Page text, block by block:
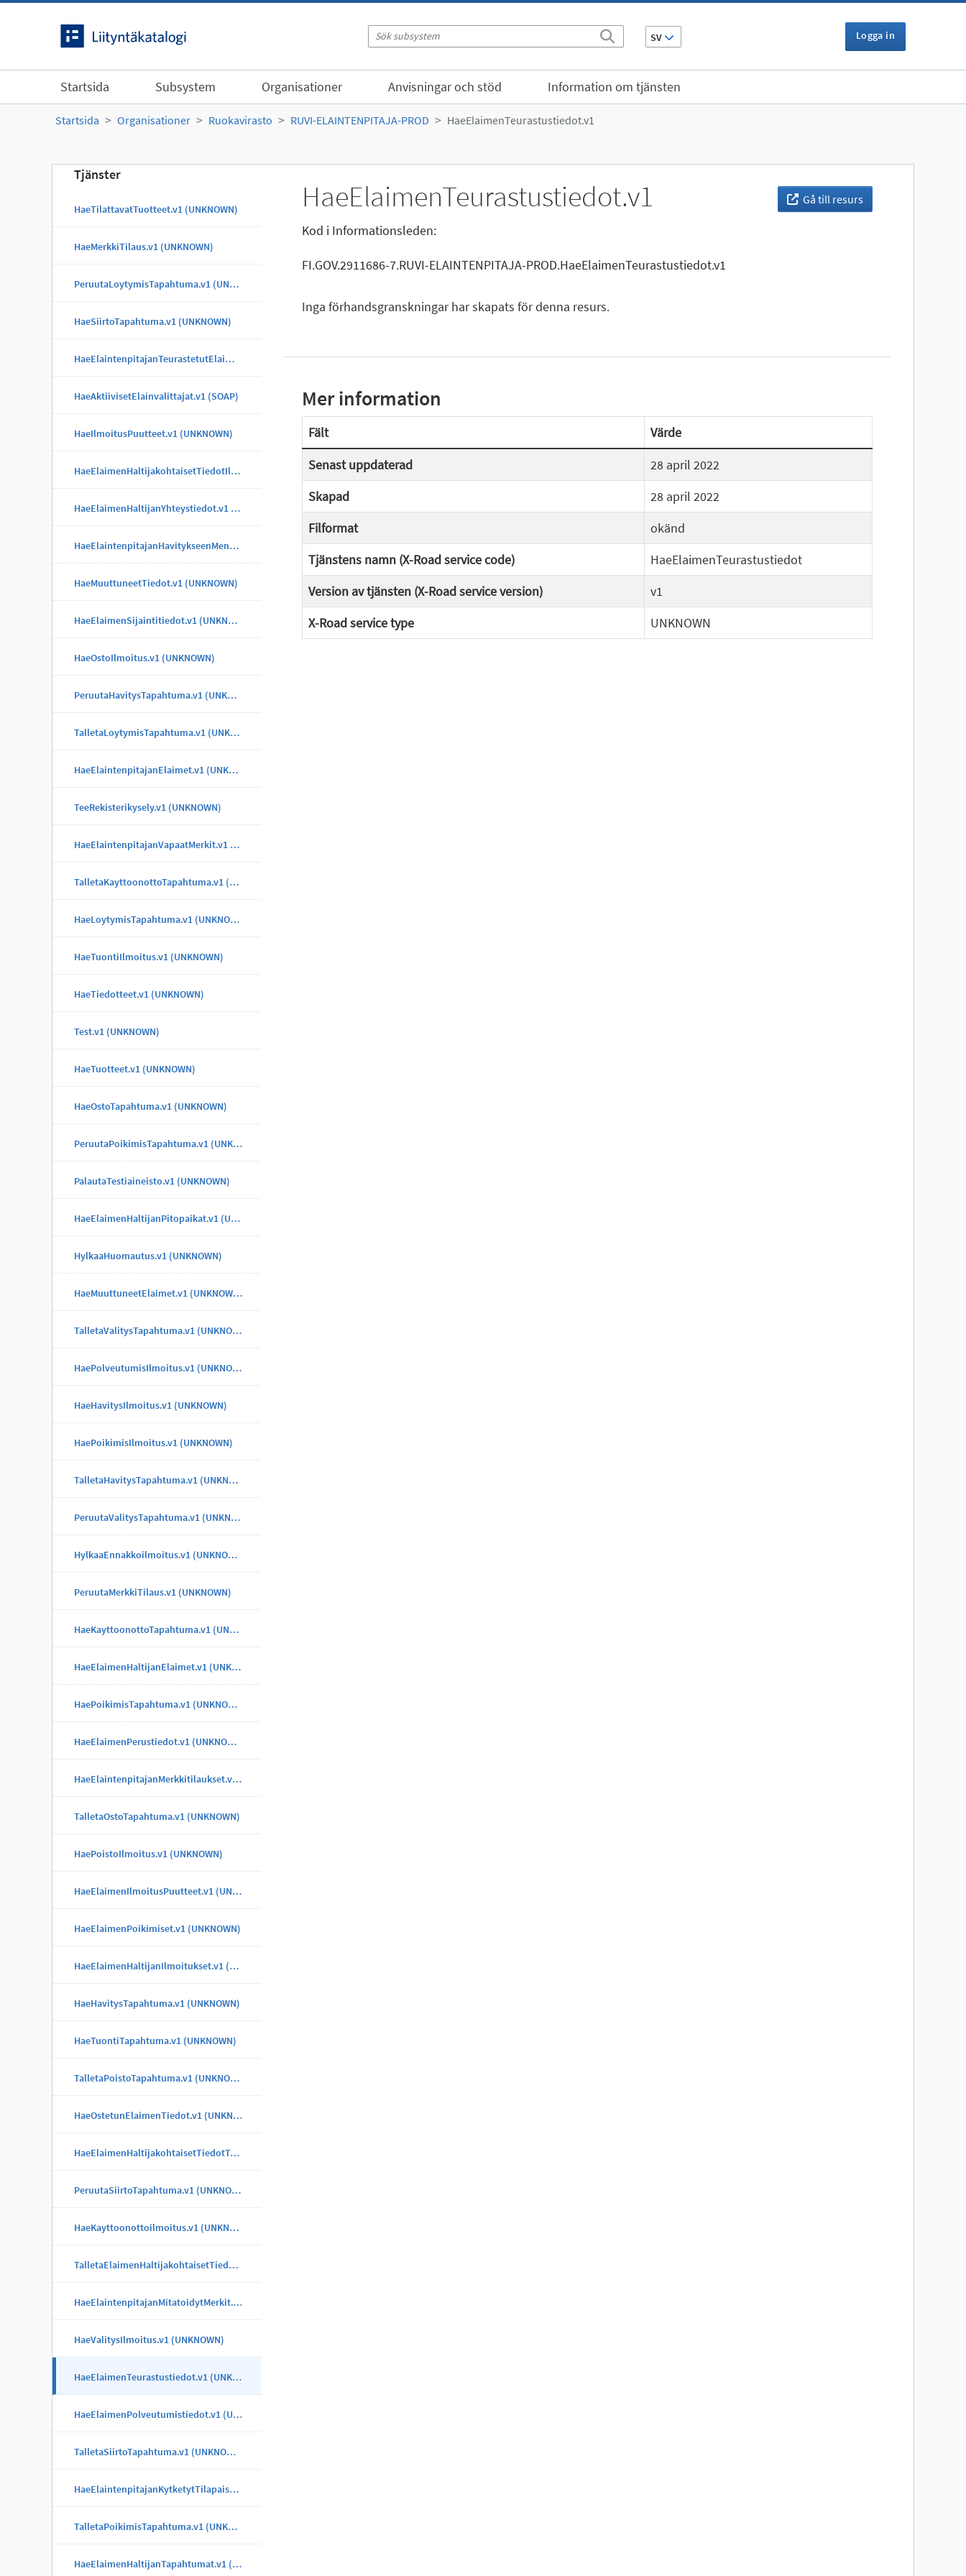
SV Logga in
Startsida Subsystem Organisationer Anvisningar och stöd Information om tjänsten
Startsida Organisationer Ruokavirasto RUVI-ELAINTENPITAJA-PROD HaeElaimenTeurastustiedot.v1
Tjänster
HaeTilattavatTuotteet.v1 (UNKNOWN)
HaeMerkkiTilaus.v1 (UNKNOWN)
PeruutaLoytymisTapahtuma.v1 (UNKNOWN)
HaeSiirtoTapahtuma.v1 (UNKNOWN)
HaeElaintenpitajanTeurastetutElaimet.v1 (UNKNOWN)
HaeAktiivisetElainvalittajat.v1 (SOAP)
HaeIlmoitusPuutteet.v1 (UNKNOWN)
HaeElaimenHaltijakohtaisetTiedotIlmoitus.v1 (UNKNOWN)
HaeElaimenHaltijanYhteystiedot.v1 (UNKNOWN)
HaeElaintenpitajanHavitykseenMenneetElaimet.v1 (UNKNOWN)
HaeMuuttuneetTiedot.v1 (UNKNOWN)
HaeElaimenSijaintitiedot.v1 (UNKNOWN)
HaeOstoIlmoitus.v1 (UNKNOWN)
PeruutaHavitysTapahtuma.v1 (UNKNOWN)
TalletaLoytymisTapahtuma.v1 (UNKNOWN)
HaeElaintenpitajanElaimet.v1 (UNKNOWN)
TeeRekisterikysely.v1 (UNKNOWN)
HaeElaintenpitajanVapaatMerkit.v1 (UNKNOWN)
TalletaKayttoonottoTapahtuma.v1 (UNKNOWN)
HaeLoytymisTapahtuma.v1 (UNKNOWN)
HaeTuontiIlmoitus.v1 (UNKNOWN)
HaeTiedotteet.v1 (UNKNOWN)
Test.v1 (UNKNOWN)
HaeTuotteet.v1 (UNKNOWN)
HaeOstoTapahtuma.v1 (UNKNOWN)
PeruutaPoikimisTapahtuma.v1 (UNKNOWN)
PalautaTestiaineisto.v1 (UNKNOWN)
HaeElaimenHaltijanPitopaikat.v1 (UNKNOWN)
HylkaaHuomautus.v1 (UNKNOWN)
HaeMuuttuneetElaimet.v1 (UNKNOWN)
TalletaValitysTapahtuma.v1 (UNKNOWN)
HaePolveutumisIlmoitus.v1 (UNKNOWN)
HaeHavitysIlmoitus.v1 (UNKNOWN)
HaePoikimisIlmoitus.v1 (UNKNOWN)
TalletaHavitysTapahtuma.v1 (UNKNOWN)
PeruutaValitysTapahtuma.v1 (UNKNOWN)
HylkaaEnnakkoilmoitus.v1 (UNKNOWN)
PeruutaMerkkiTilaus.v1 (UNKNOWN)
HaeKayttoonottoTapahtuma.v1 (UNKNOWN)
HaeElaimenHaltijanElaimet.v1 (UNKNOWN)
HaePoikimisTapahtuma.v1 (UNKNOWN)
HaeElaimenPerustiedot.v1 (UNKNOWN)
HaeElaintenpitajanMerkkitilaukset.v1 (UNKNOWN)
TalletaOstoTapahtuma.v1 (UNKNOWN)
HaePoistoIlmoitus.v1 (UNKNOWN)
HaeElaimenIlmoitusPuutteet.v1 (UNKNOWN)
HaeElaimenPoikimiset.v1 (UNKNOWN)
HaeElaimenHaltijanIlmoitukset.v1 (UNKNOWN)
HaeHavitysTapahtuma.v1 (UNKNOWN)
HaeTuontiTapahtuma.v1 (UNKNOWN)
TalletaPoistoTapahtuma.v1 (UNKNOWN)
HaeOstetunElaimenTiedot.v1 (UNKNOWN)
HaeElaimenHaltijakohtaisetTiedotTapahtuma.v1 (UNKNOWN)
PeruutaSiirtoTapahtuma.v1 (UNKNOWN)
HaeKayttoonottoilmoitus.v1 (UNKNOWN)
TalletaElaimenHaltijakohtaisetTiedotTapahtuma.v1 (UNKNOWN)
HaeElaintenpitajanMitatoidytMerkit.v1 (UNKNOWN)
HaeValitysIlmoitus.v1 (UNKNOWN)
HaeElaimenTeurastustiedot.v1 (UNKNOWN)
HaeElaimenPolveutumistiedot.v1 (UNKNOWN)
TalletaSiirtoTapahtuma.v1 (UNKNOWN)
HaeElaintenpitajanKytketytTilapaisMerkit.v1 (UNKNOWN)
TalletaPoikimisTapahtuma.v1 (UNKNOWN)
HaeElaimenHaltijanTapahtumat.v1 (UNKNOWN)
Gå till resurs
HaeElaimenTeurastustiedot.v1
Kod i Informationsleden:
FI.GOV.2911686-7.RUVI-ELAINTENPITAJA-PROD.HaeElaimenTeurastustiedot.v1
Inga förhandsgranskningar har skapats för denna resurs.
Mer information
Fält
Värde
Senast uppdaterad
28 april 2022
Skapad
28 april 2022
Filformat
okänd
Tjänstens namn (X-Road service code)
HaeElaimenTeurastustiedot
Version av tjänsten (X-Road service version)
v1
X-Road service type
UNKNOWN